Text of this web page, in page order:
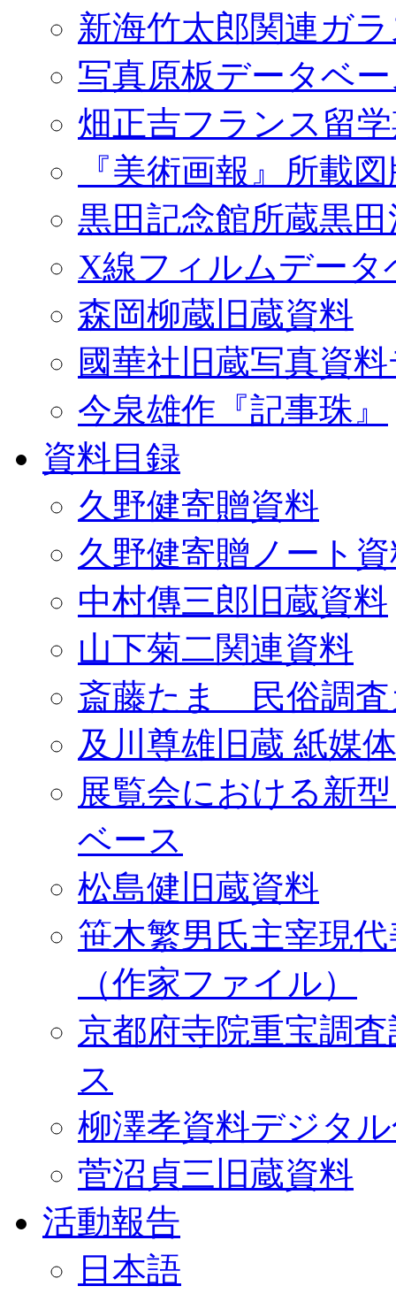
新海竹太郎関連ガ
写真原板データベ
畑正吉フランス留
『美術画報』所載
黒田記念館所蔵黒
X線フィルムデータ
森岡柳蔵旧蔵資料
國華社旧蔵写真資
今泉雄作『記事珠』
資料目録
久野健寄贈資料
久野健寄贈ノート
中村傳三郎旧蔵資料
山下菊二関連資料
斎藤たま 民俗調査
及川尊雄旧蔵 紙媒
展覧会における新
ベース
松島健旧蔵資料
笹木繁男氏主宰現
（作家ファイル）
京都府寺院重宝調
ス
柳澤孝資料デジタ
菅沼貞三旧蔵資料
活動報告
日本語